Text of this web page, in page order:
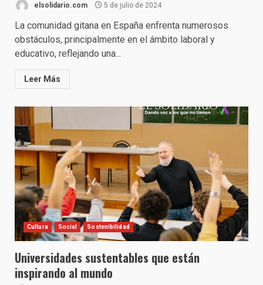
elsolidario.com 5 de julio de 2024
La comunidad gitana en España enfrenta numerosos
obstáculos, principalmente en el ámbito laboral y
educativo, reflejando una...
Leer Más
Cultura Social Sostenibilidad
Universidades sustentables que están
inspirando al mundo